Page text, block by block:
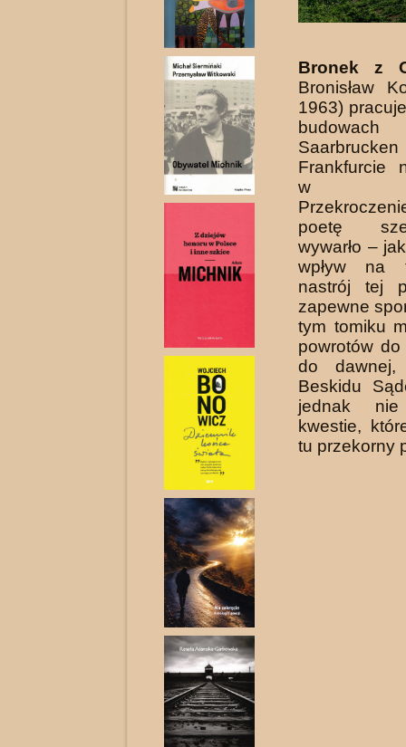
Bronek z
Bronisław
1963)
Frankfurcie
w
poetę
wywarło –
wpływ na
nastrój tej
zapewne
tym tomiku
powrotów do
do
Beskidu
jednak nie
kwestie,
tu przekorny